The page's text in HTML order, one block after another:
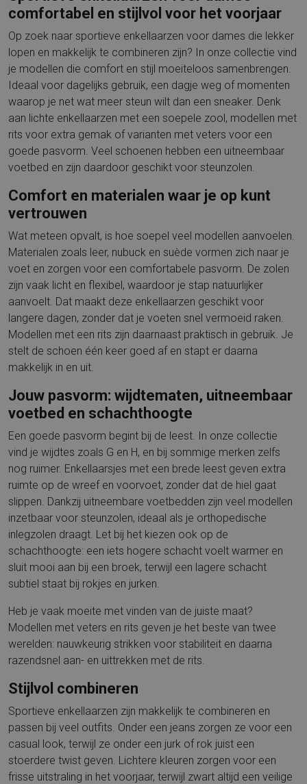
comfortabel en stijlvol voor het voorjaar
Op zoek naar sportieve enkellaarzen voor dames die lekker
lopen en makkelijk te combineren zijn? In onze collectie vind
je modellen die comfort en stijl moeiteloos samenbrengen.
Ideaal voor dagelijks gebruik, een dagje weg of momenten
waarop je net wat meer steun wilt dan een sneaker. Denk
aan lichte enkellaarzen met een soepele zool, modellen met
rits voor extra gemak of varianten met veters voor een
goede pasvorm. Veel schoenen hebben een uitneembaar
voetbed en zijn daardoor geschikt voor steunzolen.
Comfort en materialen waar je op kunt
vertrouwen
Wat meteen opvalt, is hoe soepel veel modellen aanvoelen.
Materialen zoals leer, nubuck en suède vormen zich naar je
voet en zorgen voor een comfortabele pasvorm. De zolen
zijn vaak licht en flexibel, waardoor je stap natuurlijker
aanvoelt. Dat maakt deze enkellaarzen geschikt voor
langere dagen, zonder dat je voeten snel vermoeid raken.
Modellen met een rits zijn daarnaast praktisch in gebruik. Je
stelt de schoen één keer goed af en stapt er daarna
makkelijk in en uit.
Jouw pasvorm: wijdtematen, uitneembaar
voetbed en schachthoogte
Een goede pasvorm begint bij de leest. In onze collectie
vind je wijdtes zoals G en H, en bij sommige merken zelfs
nog ruimer. Enkellaarsjes met een brede leest geven extra
ruimte op de wreef en voorvoet, zonder dat de hiel gaat
slippen. Dankzij uitneembare voetbedden zijn veel modellen
inzetbaar voor steunzolen, ideaal als je orthopedische
inlegzolen draagt. Let bij het kiezen ook op de
schachthoogte: een iets hogere schacht voelt warmer en
sluit mooi aan bij een broek, terwijl een lagere schacht
subtiel staat bij rokjes en jurken.
Heb je vaak moeite met vinden van de juiste maat?
Modellen met veters en rits geven je het beste van twee
werelden: nauwkeurig strikken voor stabiliteit en daarna
razendsnel aan- en uittrekken met de rits.
Stijlvol combineren
Sportieve enkellaarzen zijn makkelijk te combineren en
passen bij veel outfits. Onder een jeans zorgen ze voor een
casual look, terwijl ze onder een jurk of rok juist een
stoerdere twist geven. Lichtere kleuren zorgen voor een
frisse uitstraling in het voorjaar, terwijl zwart altijd een veilige